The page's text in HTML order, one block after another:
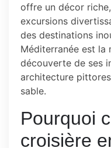
offre un décor
excursions
des destinations
Méditerranée est la
découverte de ses
architecture
sable.
Pourquoi
croisière